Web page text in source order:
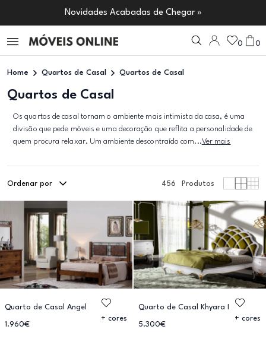
Novidades Acabadas de Chegar »
0 0
Home Quartos de Casal Quartos de Casal
Quartos de Casal
Os quartos de casal tornam o ambiente mais intimista da casa, é uma
divisão que pede móveis e uma decoração que reflita a personalidade de
quem procura relaxar. Um ambiente descontraído com...Ver mais
Ordenar por 456 Produtos
Quarto de Casal Angel
1.960€
+ cores
Quarto de Casal Khyara I
5.300€
+ cores